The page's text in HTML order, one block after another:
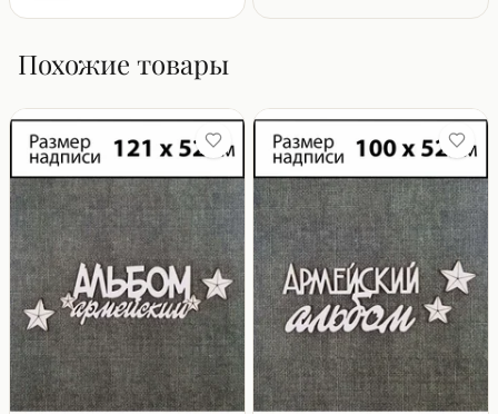
Похожие товары